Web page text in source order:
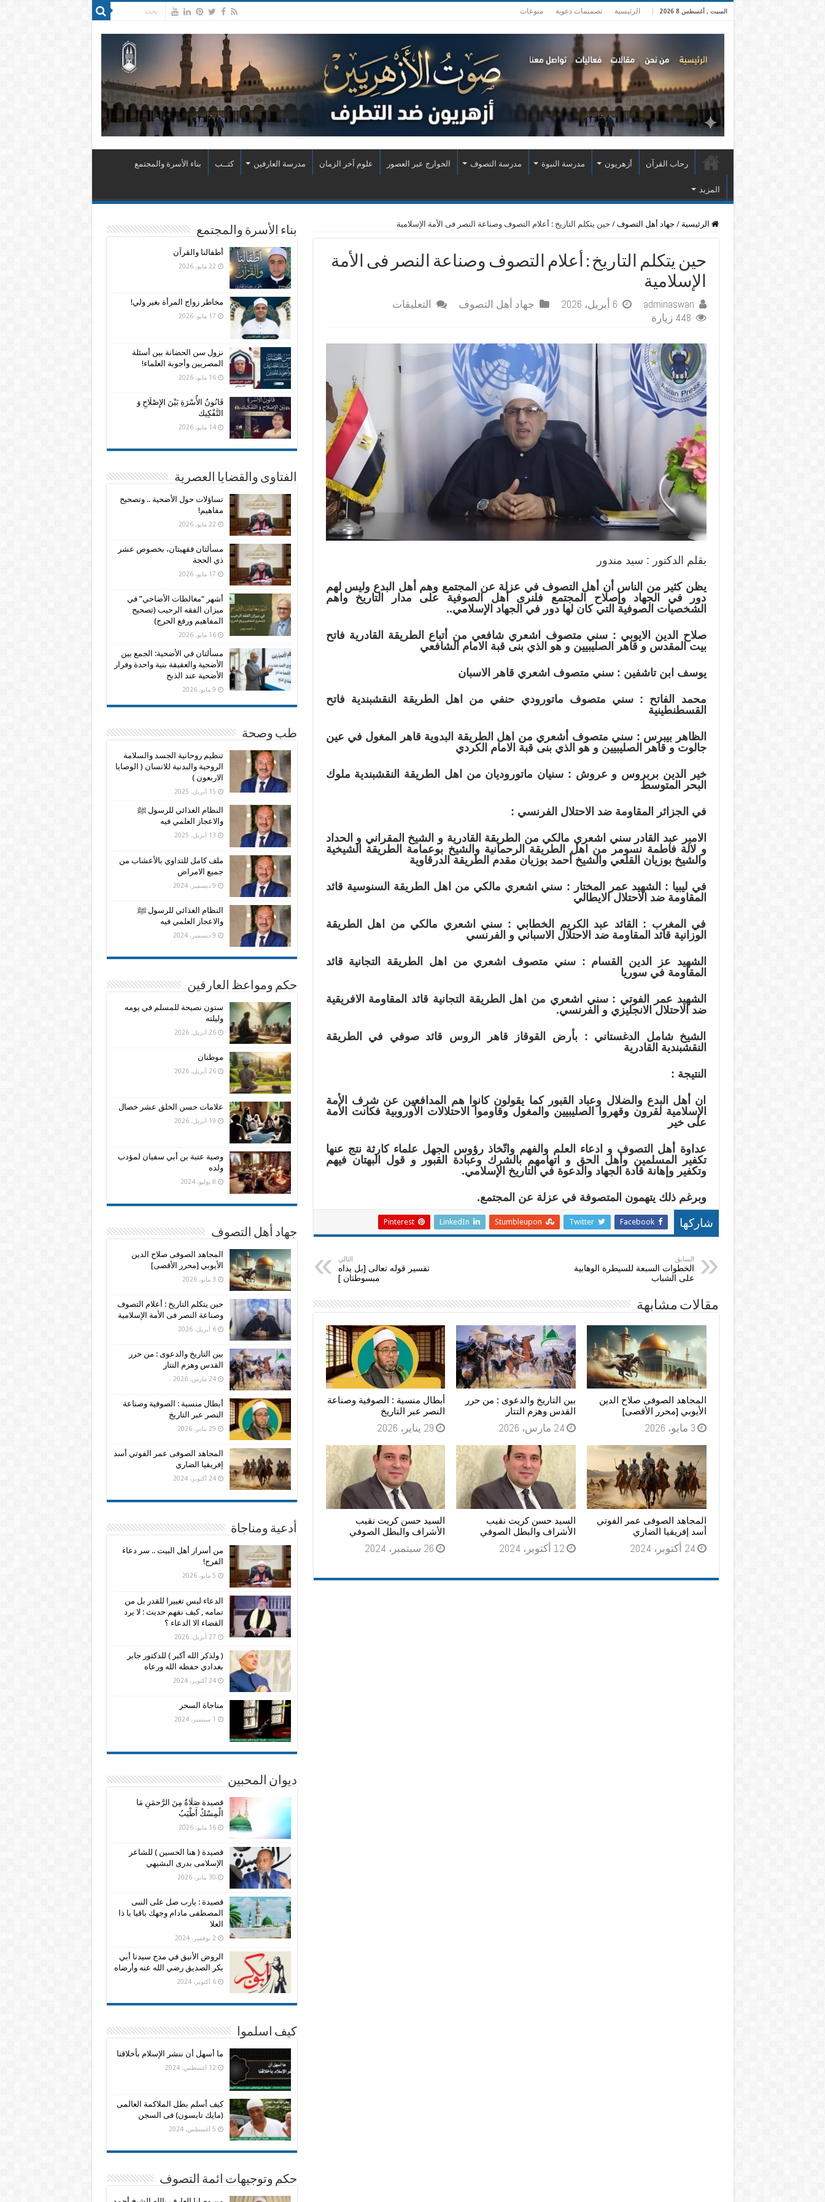
السبت , أغسطس 8 2026 الرئيسية تصميمات دعوية منوعات
رحاب القرآن أزهريون مدرسة النبوة مدرسة التصوف الخوارج عبر العصور علوم آخر الزمان مدرسة العارفين كتــب بناء الأسرة والمجتمع
المزيد
الرئيسية / جهاد أهل التصوف / حين يتكلم التاريخ : أعلام التصوف وصناعة النصر فى الأمة الإسلامية
حين يتكلم التاريخ : أعلام التصوف وصناعة النصر فى الأمة
الإسلامية
adminaswan 6 أبريل، 2026 جهاد أهل التصوف التعليقات
التاريخ
التصوف
وصناعة
النصر
الأمة
الإسلامية
مغلقة
448 زيارة
بقلم الدكتور : سيد مندور
يظن كثير من الناس أن أهل التصوف في عزلة عن المجتمع وهم أهل البدع وليس لهم
دور في الجهاد وإصلاح المجتمع فلنرى أهل الصوفية على مدار التاريخ واهم
الشخصيات الصوفية التي كان لها دور في الجهاد الإسلامي..
صلاح الدين الايوبي : سني متصوف اشعري شافعي من أتباع الطريقة القادرية فاتح
بيت المقدس و قاهر الصليبيين و هو الذي بنى قبة الامام الشافعي
يوسف ابن تاشفين : سني متصوف اشعري قاهر الاسبان
محمد الفاتح : سني متصوف ماتورودي حنفي من اهل الطريقة النقشبندية فاتح
القسطنطينية
الظاهر بيبرس : سني متصوف أشعري من اهل الطريقة البدوية قاهر المغول في عين
جالوت و قاهر الصليبيين و هو الذي بنى قبة الامام الكردي
خير الدين بربروس و عروش : سنيان ماتوروديان من اهل الطريقة النقشبندية ملوك
البحر المتوسط
في الجزائر المقاومة ضد الاحتلال الفرنسي :
الامير عبد القادر سني اشعري مالكي من الطريقة القادرية و الشيخ المقراني و الحداد
و لالة فاطمة نسومر من اهل الطريقة الرحمانية والشيخ بوعمامة الطريقة الشيخية
والشيخ بوزيان القلعي والشيخ أحمد بوزيان مقدم الطريقة الدرقاوية
في ليبيا : الشهيد عمر المختار : سني اشعري مالكي من اهل الطريقة السنوسية قائد
المقاومة ضد الاحتلال الايطالي
في المغرب : القائد عبد الكريم الخطابي : سني اشعري مالكي من اهل الطريقة
الوزانية قائد المقاومة ضد الاحتلال الاسباني و الفرنسي
الشهيد عز الدين القسام : سني متصوف اشعري من اهل الطريقة التجانية قائد
المقاومة في سوريا
الشهيد عمر الفوتي : سني اشعري من اهل الطريقة التجانية قائد المقاومة الافريقية
ضد الاحتلال الانجليزي و الفرنسي.
الشيخ شامل الدغستاني : بأرض القوقاز قاهر الروس قائد صوفي في الطريقة
النقشبندية القادرية
النتيجة :
ان أهل البدع والضلال وعباد القبور كما يقولون كانوا هم المدافعين عن شرف الأمة
الإسلامية لقرون وقهروا الصليبيين والمغول وقاوموا الاحتلالات الأوروبية فكانت الأمة
على خير
عداوة أهل التصوف و ادعاء العلم والفهم واتّخاذ رؤوس الجهل علماء كارثة نتج عنها
تكفير المسلمين وأهل الحق و اتهامهم بالشرك وعبادة القبور و قول البهتان فيهم
وتكفير وإهانة قادة الجهاد والدعوة في التاريخ الإسلامي.
وبرغم ذلك يتهمون المتصوفة في عزلة عن المجتمع.
شاركها Facebook
Twitter
Stumbleupon
LinkedIn
Pinterest
السابق
الخطوات السبعة للسيطرة الوهابية
على الشباب
التالي
تفسير قوله تعالى [بل يداه
مبسوطتان ]
مقالات مشابهة
المجاهد الصوفى صلاح الدين
الأيوبي [محرر الأقصى]
3 مايو، 2026
بين التاريخ والدعوى : من حرر
القدس وهزم التتار
24 مارس، 2026
أبطال منسية : الصوفية وصناعة
النصر عبر التاريخ
29 يناير، 2026
المجاهد الصوفى عمر الفوتي
أسد إفريقيا الضاري
24 أكتوبر، 2024
السيد حسن كريت نقيب
الأشراف والبطل الصوفي
12 أكتوبر، 2024
السيد حسن كريت نقيب
الأشراف والبطل الصوفي
26 سبتمبر، 2024
بناء الأسرة والمجتمع
أطفالنا والقرآن
22 مايو، 2026
مخاطر زواج المرأة بغير ولي!
17 مايو، 2026
نزول سن الحضانة بين أسئلة
المصريين وأجوبة العلماء!
16 مايو، 2026
قَانُونُ الأُسْرَةِ بَيْنَ الإِصْلَاحِ وَ
التَّفْكِيك
14 مايو، 2026
الفتاوى والقضايا العصرية
تساؤلات حول الأضحية .. وتصحيح
مفاهيم!
22 مايو، 2026
مسألتان فقهيتان، بخصوص عشر
ذي الحجة
17 مايو، 2026
أشهر “مغالطات الأضاحي” في
ميزان الفقه الرحيب (تصحيح
المفاهيم ورفع الحرج)
16 مايو، 2026
مسألتان في الأضحية: الجمع بين
الأضحية والعقيقة بنية واحدة وفرار
الأضحية عند الذبح
9 مايو، 2026
طب وصحة
تنظيم روحانية الجسد والسلامة
الروحية والبدنية للانسان ( الوصايا
الاربعون )
15 أبريل، 2025
النظام الغذائي للرسول ﷺ
والاعجاز العلمي فيه
13 أبريل، 2025
ملف كامل للتداوي بالأعشاب من
جميع الامراض
9 ديسمبر، 2024
النظام الغذائي للرسول ﷺ
والاعجاز العلمي فيه
9 ديسمبر، 2024
حكم ومواعظ العارفين
ستون نصيحة للمسلم في يومه
وليلته
26 أبريل، 2026
موطنان
26 أبريل، 2026
علامات حسن الخلق عشر خصال
19 أبريل، 2026
وصية عتبة بن أبي سفيان لمؤدب
ولده
8 يوليو، 2024
جهاد أهل التصوف
المجاهد الصوفى صلاح الدين
الأيوبي [محرر الأقصى]
3 مايو، 2026
حين يتكلم التاريخ : أعلام التصوف
وصناعة النصر فى الأمة الإسلامية
6 أبريل، 2026
بين التاريخ والدعوى : من حرر
القدس وهزم التتار
24 مارس، 2026
أبطال منسية : الصوفية وصناعة
النصر عبر التاريخ
29 يناير، 2026
المجاهد الصوفى عمر الفوتي أسد
إفريقيا الضاري
24 أكتوبر، 2024
أدعية ومناجاة
من أسرار أهل البيت .. سر دعاء
الفرج!
5 مايو، 2026
الدعاء ليس تغييرا للقدر بل من
تمامه , كيف نفهم حديث : لا يرد
القضاء الا الدعاء ؟
27 أبريل، 2026
( ولذكر الله أكبر ) للدكتور جابر
بغدادي حفظه الله ورعاه
24 أكتوبر، 2024
مناجاة السحر
1 سبتمبر، 2024
ديوان المحبين
قصيدة صَلَاةٌ مِنَ الرَّحمَنِ مَا
الْمِسْكُ أَطْيَبُ
16 مايو، 2026
قصيدة ( هنا الحسين ) للشاعر
الإسلامى بدرى البشيهي
30 يناير، 2026
قصيدة : يارب صل على النبى
المصطفى مادام وجهك باقيا يا ذا
العلا
2 نوفمبر، 2024
الروض الأنيق في مدح سيدنا أبي
بكر الصديق رضي الله عنه وأرضاه
6 أكتوبر، 2024
كيف اسلموا
ما أسهل أن ننشر الإسلام بأخلاقنا
12 أغسطس، 2024
كيف أسلم بطل الملاكمة العالمى
(مايك تايسون) فى السجن
5 أغسطس، 2024
حكم وتوجيهات ائمة التصوف